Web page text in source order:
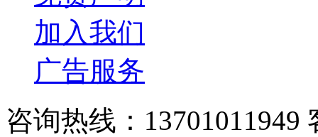
加入我们
广告服务
咨询热线：13701011949